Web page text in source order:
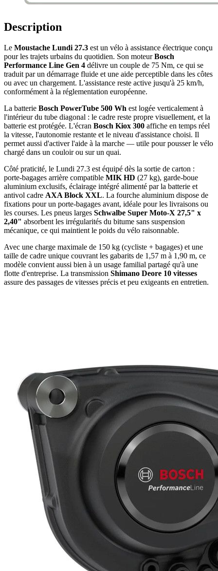
Description
Le Moustache Lundi 27.3 est un vélo à assistance électrique conçu
pour les trajets urbains du quotidien. Son moteurBosch
Performance Line Gen 4 délivre un couple de 75 Nm, ce qui se
traduit par un démarrage fluide et une aide perceptible dans les côtes
ou avec un chargement. L'assistance reste active jusqu'à 25 km/h,
conformément à la réglementation européenne.
La batterie Bosch PowerTube 500 Wh est logée verticalement à
l'intérieur du tube diagonal : le cadre reste propre visuellement, et la
batterie est protégée. L'écran Bosch Kiox 300 affiche en temps réel
la vitesse, l'autonomie restante et le niveau d'assistance choisi. Il
permet aussi d'activer l'aide à la marche — utile pour pousser le vélo
chargé dans un couloir ou sur un quai.
Côté praticité, le Lundi 27.3 est équipé dès la sortie de carton :
porte-bagages arrière compatible MIK HD (27 kg), garde-boue
aluminium exclusifs, éclairage intégré alimenté par la batterie et
antivol cadre AXA Block XXL. La fourche aluminium dispose de
fixations pour un porte-bagages avant, idéale pour les livraisons ou
les courses. Les pneus larges Schwalbe Super Moto-X 27,5" x
2,40" absorbent les irrégularités du bitume sans suspension
mécanique, ce qui maintient le poids du vélo raisonnable.
Avec une charge maximale de 150 kg (cycliste + bagages) et une
taille de cadre unique couvrant les gabarits de 1,57 m à 1,90 m, ce
modèle convient aussi bien à un usage familial partagé qu'à une
flotte d'entreprise. La transmission Shimano Deore 10 vitesses
assure des passages de vitesses précis et peu exigeants en entretien.